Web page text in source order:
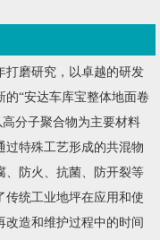
打磨研究，以卓越的研发
“安达车库宝整体地面卷
分子聚合物为主要材料
过特殊工艺形成的共混物
、防火、抗菌、防开裂等
传统工业地坪在应用和使
改造和维护过程中的时间